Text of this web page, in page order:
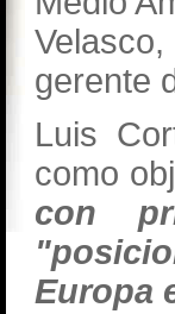
gerente
Luis
como
con
Europa